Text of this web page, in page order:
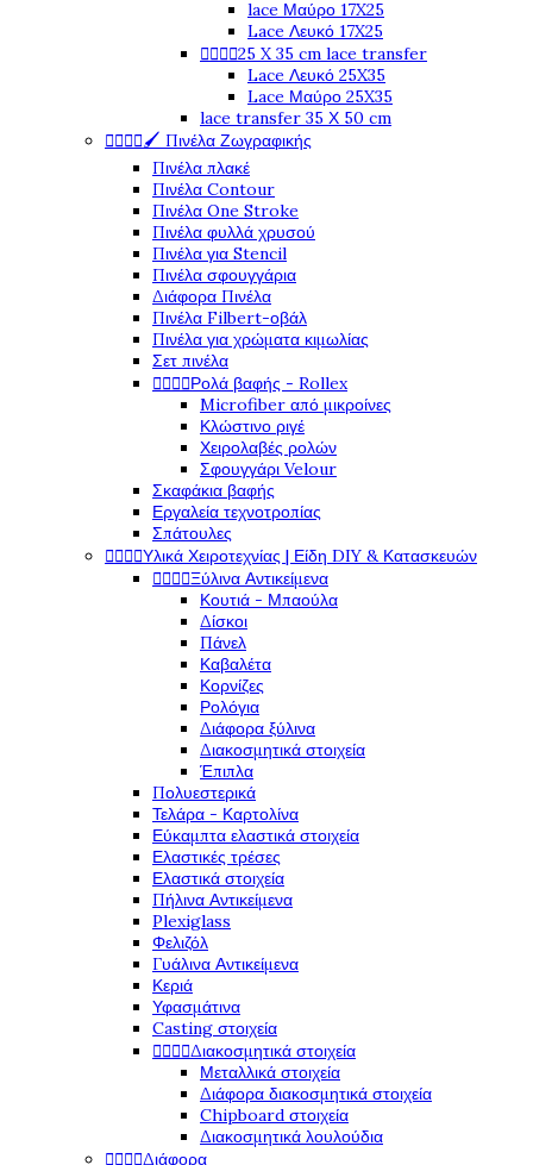
lace Μαύρο 17X25
Lace Λευκό 17X25
   25 X 35 cm lace transfer
Lace Λευκό 25X35
Lace Μαύρο 25X35
lace transfer 35 Χ 50 cm
   🖌️ Πινέλα Ζωγραφικής
Πινέλα πλακέ
Πινέλα Contour
Πινέλα One Stroke
Πινέλα φυλλά χρυσού
Πινέλα για Stencil
Πινέλα σφουγγάρια
Διάφορα Πινέλα
Πινέλα Filbert-οβάλ
Πινέλα για χρώματα κιμωλίας
Σετ πινέλα
   Ρολά βαφής - Rollex
Microfiber από μικροίνες
Κλώστινο ριγέ
Χειρολαβές ρολών
Σφουγγάρι Velour
Σκαφάκια βαφής
Εργαλεία τεχνοτροπίας
Σπάτουλες
   Υλικά Χειροτεχνίας | Είδη DIY & Κατασκευών
   Ξύλινα Αντικείμενα
Κουτιά - Μπαούλα
Δίσκοι
Πάνελ
Καβαλέτα
Κορνίζες
Ρολόγια
Διάφορα ξύλινα
Διακοσμητικά στοιχεία
Έπιπλα
Πολυεστερικά
Τελάρα - Καρτολίνα
Εύκαμπτα ελαστικά στοιχεία
Ελαστικές τρέσες
Ελαστικά στοιχεία
Πήλινα Αντικείμενα
Plexiglass
Φελιζόλ
Γυάλινα Αντικείμενα
Κεριά
Υφασμάτινα
Casting στοιχεία
   Διακοσμητικά στοιχεία
Μεταλλικά στοιχεία
Διάφορα διακοσμητικά στοιχεία
Chipboard στοιχεία
Διακοσμητικά λουλούδια
   Διάφορα